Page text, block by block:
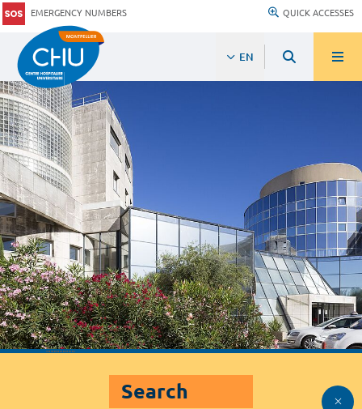
EMERGENCY NUMBERS QUICK ACCESSES
EN
Search